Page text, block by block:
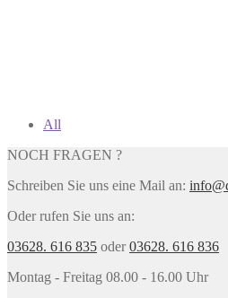
All
NOCH FRAGEN ?
Schreiben Sie uns eine Mail an:
Oder rufen Sie uns an:
03628. 616 835 oder03628. 616 836
Montag - Freitag 08.00 - 16.00 Uhr